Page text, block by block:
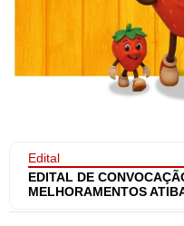
Edital
EDITAL DE
MELHORAMENTOS